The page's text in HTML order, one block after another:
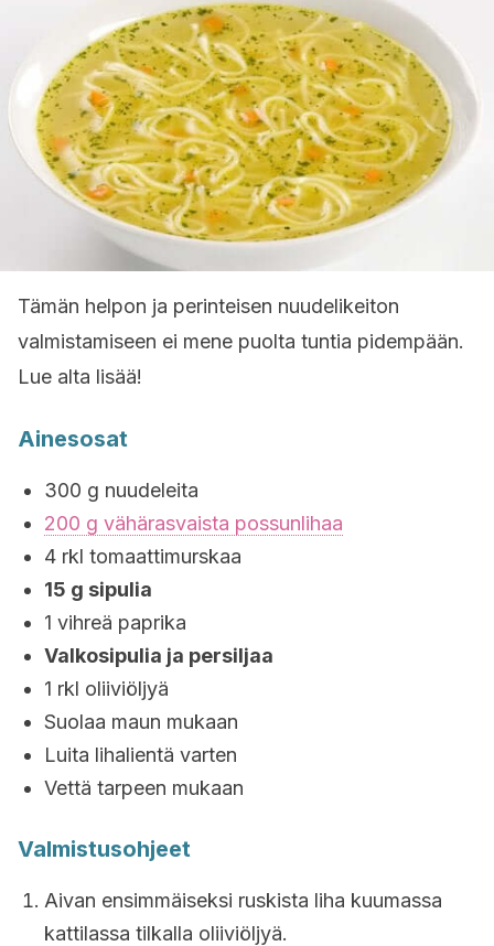
Tämän helpon ja perinteisen nuudelikeiton
valmistamiseen ei mene puolta tuntia pidempään.
Lue alta lisää!
Ainesosat
300 g nuudeleita
200 g vähärasvaista possunlihaa
4 rkl tomaattimurskaa
15 g sipulia
1 vihreä paprika
Valkosipulia ja persiljaa
1 rkl oliiviöljyä
Suolaa maun mukaan
Luita lihalientä varten
Vettä tarpeen mukaan
Valmistusohjeet
Aivan ensimmäiseksi ruskista liha kuumassa
kattilassa tilkalla oliiviöljyä.